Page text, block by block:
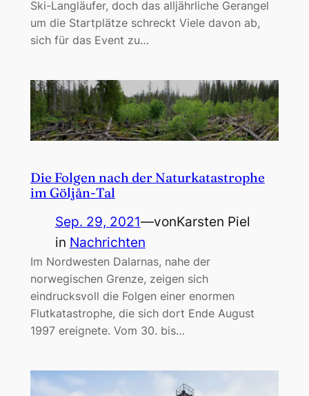
Ski-Langläufer, doch das alljährliche Gerangel
um die Startplätze schreckt Viele davon ab,
sich für das Event zu…
Die Folgen nach der Naturkatastrophe
im Göljån-Tal
Sep. 29, 2021—vonKarsten Piel
in Nachrichten
Im Nordwesten Dalarnas, nahe der
norwegischen Grenze, zeigen sich
eindrucksvoll die Folgen einer enormen
Flutkatastrophe, die sich dort Ende August
1997 ereignete. Vom 30. bis…